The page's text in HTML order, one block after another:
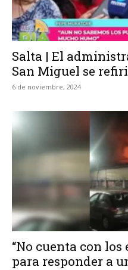
Salta | El
San Miguel se
6 de noviembre, 2024
“No cuenta con
para responder a